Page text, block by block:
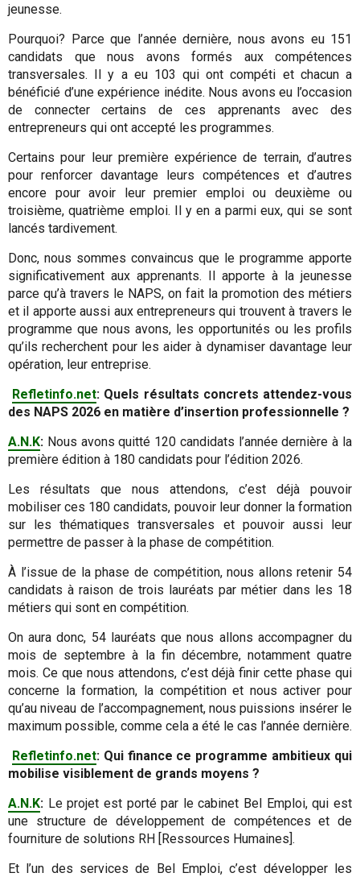
jeunesse.
Pourquoi? Parce que l’année dernière, nous avons eu 151
candidats que nous avons formés aux compétences
transversales. Il y a eu 103 qui ont compéti et chacun a
bénéficié d’une expérience inédite. Nous avons eu l’occasion
de connecter certains de ces apprenants avec des
entrepreneurs qui ont accepté les programmes.
Certains pour leur première expérience de terrain, d’autres
pour renforcer davantage leurs compétences et d’autres
encore pour avoir leur premier emploi ou deuxième ou
troisième, quatrième emploi. Il y en a parmi eux, qui se sont
lancés tardivement.
Donc, nous sommes convaincus que le programme apporte
significativement aux apprenants. Il apporte à la jeunesse
parce qu’à travers le NAPS, on fait la promotion des métiers
et il apporte aussi aux entrepreneurs qui trouvent à travers le
programme que nous avons, les opportunités ou les profils
qu’ils recherchent pour les aider à dynamiser davantage leur
opération, leur entreprise.
Refletinfo.net: Quels résultats concrets attendez-vous
des NAPS 2026 en matière d’insertion professionnelle ?
A.N.K: Nous avons quitté 120 candidats l’année dernière à la
première édition à 180 candidats pour l’édition 2026.
Les résultats que nous attendons, c’est déjà pouvoir
mobiliser ces 180 candidats, pouvoir leur donner la formation
sur les thématiques transversales et pouvoir aussi leur
permettre de passer à la phase de compétition.
À l’issue de la phase de compétition, nous allons retenir 54
candidats à raison de trois lauréats par métier dans les 18
métiers qui sont en compétition.
On aura donc, 54 lauréats que nous allons accompagner du
mois de septembre à la fin décembre, notamment quatre
mois. Ce que nous attendons, c’est déjà finir cette phase qui
concerne la formation, la compétition et nous activer pour
qu’au niveau de l’accompagnement, nous puissions insérer le
maximum possible, comme cela a été le cas l’année dernière.
Refletinfo.net: Qui finance ce programme ambitieux qui
mobilise visiblement de grands moyens ?
A.N.K: Le projet est porté par le cabinet Bel Emploi, qui est
une structure de développement de compétences et de
fourniture de solutions RH [Ressources Humaines].
Et l’un des services de Bel Emploi, c’est développer les